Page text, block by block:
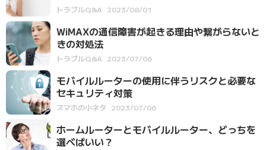
トラブルQ&A 2023/08/01
WiMAXの通信障害が起きる理由や繋がらないと
きの対処法
トラブルQ&A 2023/07/06
モバイルルーターの使用に伴うリスクと必要な
セキュリティ対策
スマホの小ネタ 2023/07/06
ホームルーターとモバイルルーター、どっちを
選べばいい？